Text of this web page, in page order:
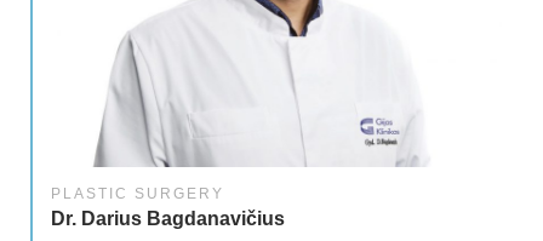
PLASTIC SURGERY
Dr. Darius Bagdanavičius